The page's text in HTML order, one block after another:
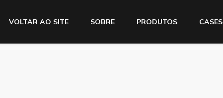
VOLTAR AO SITE SOBRE PRODUTOS CASES